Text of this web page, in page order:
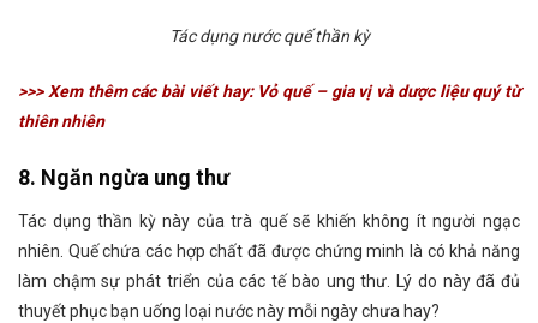
Tác dụng nước quế thần kỳ
>>> Xem thêm các bài viết hay: Vỏ quế – gia vị và dược liệu quý từ
thiên nhiên
8. Ngăn ngừa ung thư
Tác dụng thần kỳ này của trà quế sẽ khiến không ít người ngạc
nhiên. Quế chứa các hợp chất đã được chứng minh là có khả năng
làm chậm sự phát triển của các tế bào ung thư. Lý do này đã đủ
thuyết phục bạn uống loại nước này mỗi ngày chưa hay?